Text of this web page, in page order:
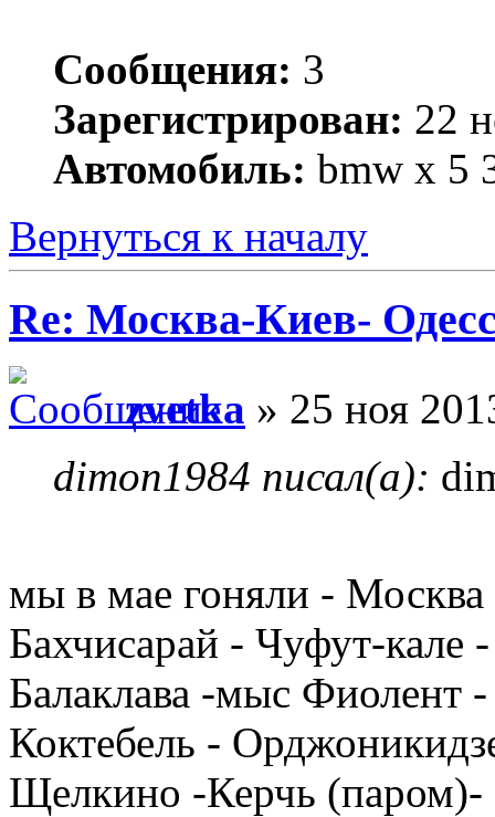
Сообщения: 3
Зарегистрирован: 22
Автомобиль: bmw x 5
Вернуться к началу
Re: Москва-Киев-
zvetka » 25 ноя
dimon1984 писал(а):
мы в мае гоняли - Москва
Бахчисарай - Чуфут-кале
Балаклава -мыс Фиолент
Коктебель -
Щелкино -Керчь